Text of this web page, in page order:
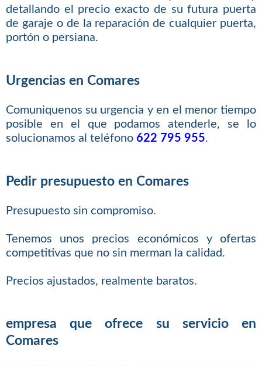
detallando el precio exacto de su futura puerta
de garaje o de la reparación de cualquier puerta,
portón o persiana.
Urgencias en Comares
Comuniquenos su urgencia y en el menor tiempo
posible en el que podamos atenderle, se lo
solucionamos al teléfono 622 795 955.
Pedir presupuesto en Comares
Presupuesto sin compromiso.
Tenemos unos precios económicos y ofertas
competitivas que no sin merman la calidad.
Precios ajustados, realmente baratos.
empresa que ofrece su servicio en
Comares